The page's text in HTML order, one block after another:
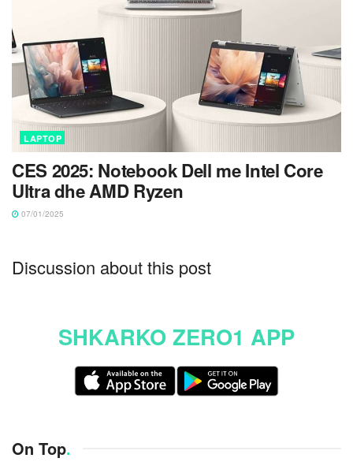
LAPTOP
CES 2025: Notebook Dell me Intel Core
Ultra dhe AMD Ryzen
07/01/2025
Discussion about this post
SHKARKO ZERO1 APP
On Top.